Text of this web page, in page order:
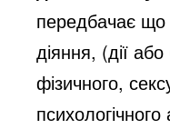
передбачає
діяння, (дії або
фізичного,